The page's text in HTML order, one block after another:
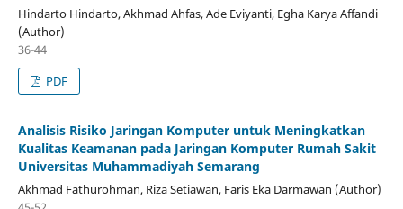
Hindarto Hindarto, Akhmad Ahfas, Ade Eviyanti, Egha Karya Affandi
(Author)
36-44
PDF
Analisis Risiko Jaringan Komputer untuk Meningkatkan
Kualitas Keamanan pada Jaringan Komputer Rumah Sakit
Universitas Muhammadiyah Semarang
Akhmad Fathurohman, Riza Setiawan, Faris Eka Darmawan (Author)